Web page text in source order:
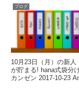
ブログ
10月23日（月）の新
が貯まる! hana式袋分
カンゼン 2017-10-23